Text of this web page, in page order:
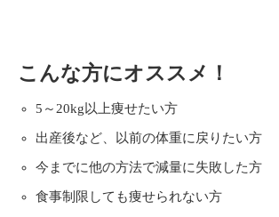
こんな方にオススメ！
5～20kg以上痩せたい方
出産後など、以前の体重に戻りたい方
今までに他の方法で減量に失敗した方
食事制限しても痩せられない方